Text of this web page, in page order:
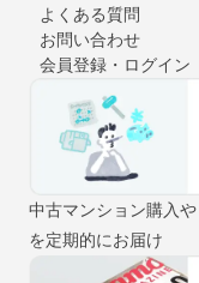
よくある質問
お問い合わせ
会員登録・ログイン
中古マンション購入
を定期的にお届け